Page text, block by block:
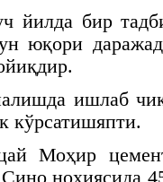
йилда бир
юқори
ишлаб
кўрсатишяпти.
Моҳир
ноҳиясида